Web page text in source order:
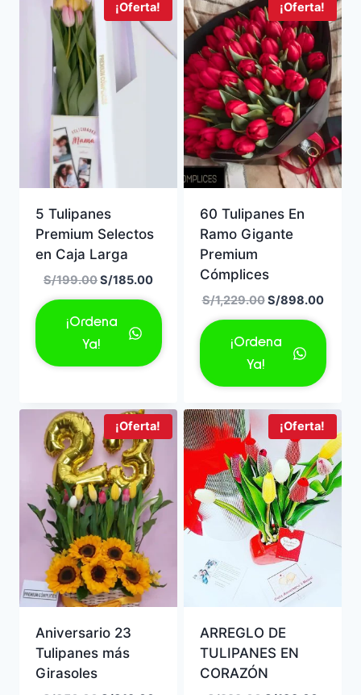
¡Oferta!
5 Tulipanes
Premium Selectos
en Caja Larga
S/199.00El
precio
original
S/199.00.
S/185.00El
actual
S/185.00.
¡Ordena
Ya!
¡Oferta!
60 Tulipanes En
Ramo Gigante
Premium
Cómplices
S/1,229.00El
precio
original
S/1,229.00.
S/898.00El
actual
S/
¡Ordena
Ya!
¡Oferta!
Aniversario 23
Tulipanes más
Girasoles
¡Oferta!
ARREGLO DE
TULIPANES EN
CORAZÓN